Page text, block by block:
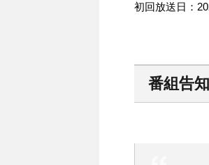
初回放送日：
番組告知